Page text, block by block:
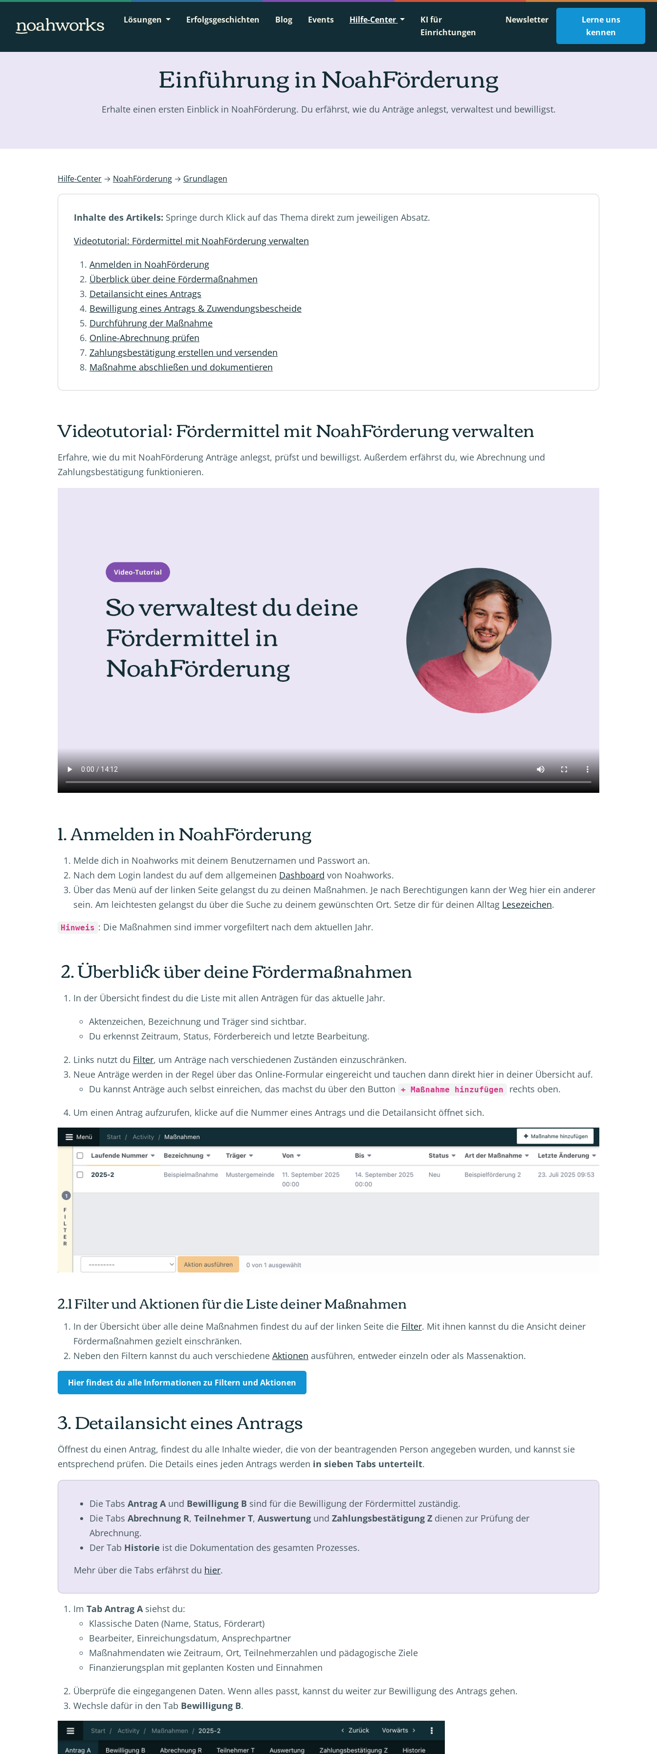
Lösungen Erfolgsgeschichten Blog Events Hilfe-Center
KI für
Einrichtungen
Newsletter
Lerne uns
kennen
Einführung in NoahFörderung
Erhalte einen ersten Einblick in NoahFörderung. Du erfährst, wie du Anträge anlegst, verwaltest und bewilligst.
Hilfe-Center → NoahFörderung → Grundlagen
Inhalte des Artikels: Springe durch Klick auf das Thema direkt zum jeweiligen Absatz.
Videotutorial: Fördermittel mit NoahFörderung verwalten
Anmelden in NoahFörderung
Überblick über deine Fördermaßnahmen
Detailansicht eines Antrags
Bewilligung eines Antrags & Zuwendungsbescheide
Durchführung der Maßnahme
Online-Abrechnung prüfen
Zahlungsbestätigung erstellen und versenden
Maßnahme abschließen und dokumentieren
Videotutorial: Fördermittel mit NoahFörderung verwalten
Erfahre, wie du mit NoahFörderung Anträge anlegst, prüfst und bewilligst. Außerdem erfährst du, wie Abrechnung und
Zahlungsbestätigung funktionieren.
1. Anmelden in NoahFörderung
Melde dich in Noahworks mit deinem Benutzernamen und Passwort an.
Nach dem Login landest du auf dem allgemeinen Dashboard von Noahworks.
Über das Menü auf der linken Seite gelangst du zu deinen Maßnahmen. Je nach Berechtigungen kann der Weg hier ein anderer
sein. Am leichtesten gelangst du über die Suche zu deinem gewünschten Ort. Setze dir für deinen Alltag Lesezeichen.
Hinweis : Die Maßnahmen sind immer vorgefiltert nach dem aktuellen Jahr.
2. Überblick über deine Fördermaßnahmen
In der Übersicht findest du die Liste mit allen Anträgen für das aktuelle Jahr.
Aktenzeichen, Bezeichnung und Träger sind sichtbar.
Du erkennst Zeitraum, Status, Förderbereich und letzte Bearbeitung.
Links nutzt du Filter, um Anträge nach verschiedenen Zuständen einzuschränken.
Neue Anträge werden in der Regel über das Online-Formular eingereicht und tauchen dann direkt hier in deiner Übersicht auf.
Du kannst Anträge auch selbst einreichen, das machst du über den Button
+ Maßnahme hinzufügen
rechts oben.
Um einen Antrag aufzurufen, klicke auf die Nummer eines Antrags und die Detailansicht öffnet sich.
2.1 Filter und Aktionen für die Liste deiner Maßnahmen
In der Übersicht über alle deine Maßnahmen findest du auf der linken Seite die Filter. Mit ihnen kannst du die Ansicht deiner
Fördermaßnahmen gezielt einschränken.
Neben den Filtern kannst du auch verschiedene Aktionen ausführen, entweder einzeln oder als Massenaktion.
Hier findest du alle Informationen zu Filtern und Aktionen
3. Detailansicht eines Antrags
Öffnest du einen Antrag, findest du alle Inhalte wieder, die von der beantragenden Person angegeben wurden, und kannst sie
entsprechend prüfen. Die Details eines jeden Antrags werden in sieben Tabs unterteilt.
Die Tabs Antrag A und Bewilligung B sind für die Bewilligung der Fördermittel zuständig.
Die Tabs Abrechnung R, Teilnehmer T, Auswertung und Zahlungsbestätigung Z dienen zur Prüfung der
Abrechnung.
Der Tab Historie ist die Dokumentation des gesamten Prozesses.
Mehr über die Tabs erfährst du hier.
Im Tab Antrag A siehst du:
Klassische Daten (Name, Status, Förderart)
Bearbeiter, Einreichungsdatum, Ansprechpartner
Maßnahmendaten wie Zeitraum, Ort, Teilnehmerzahlen und pädagogische Ziele
Finanzierungsplan mit geplanten Kosten und Einnahmen
Überprüfe die eingegangenen Daten. Wenn alles passt, kannst du weiter zur Bewilligung des Antrags gehen.
Wechsle dafür in den Tab Bewilligung B.